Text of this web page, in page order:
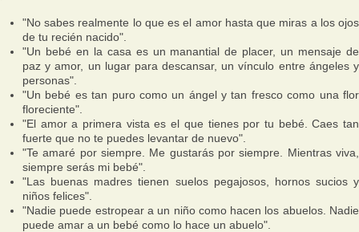
"No sabes realmente lo que es el amor hasta que miras a los ojos
de tu recién nacido".
"Un bebé en la casa es un manantial de placer, un mensaje de
paz y amor, un lugar para descansar, un vínculo entre ángeles y
personas".
"Un bebé es tan puro como un ángel y tan fresco como una flor
floreciente".
"El amor a primera vista es el que tienes por tu bebé. Caes tan
fuerte que no te puedes levantar de nuevo".
"Te amaré por siempre. Me gustarás por siempre. Mientras viva,
siempre serás mi bebé".
"Las buenas madres tienen suelos pegajosos, hornos sucios y
niños felices".
"Nadie puede estropear a un niño como hacen los abuelos. Nadie
puede amar a un bebé como lo hace un abuelo".